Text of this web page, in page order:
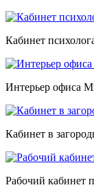
Кабинет
Интерьер офиса
Кабинет в
Рабочий кабинет